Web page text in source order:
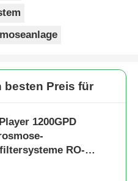
to carry!
besten Preis für
1200GPD
RO-